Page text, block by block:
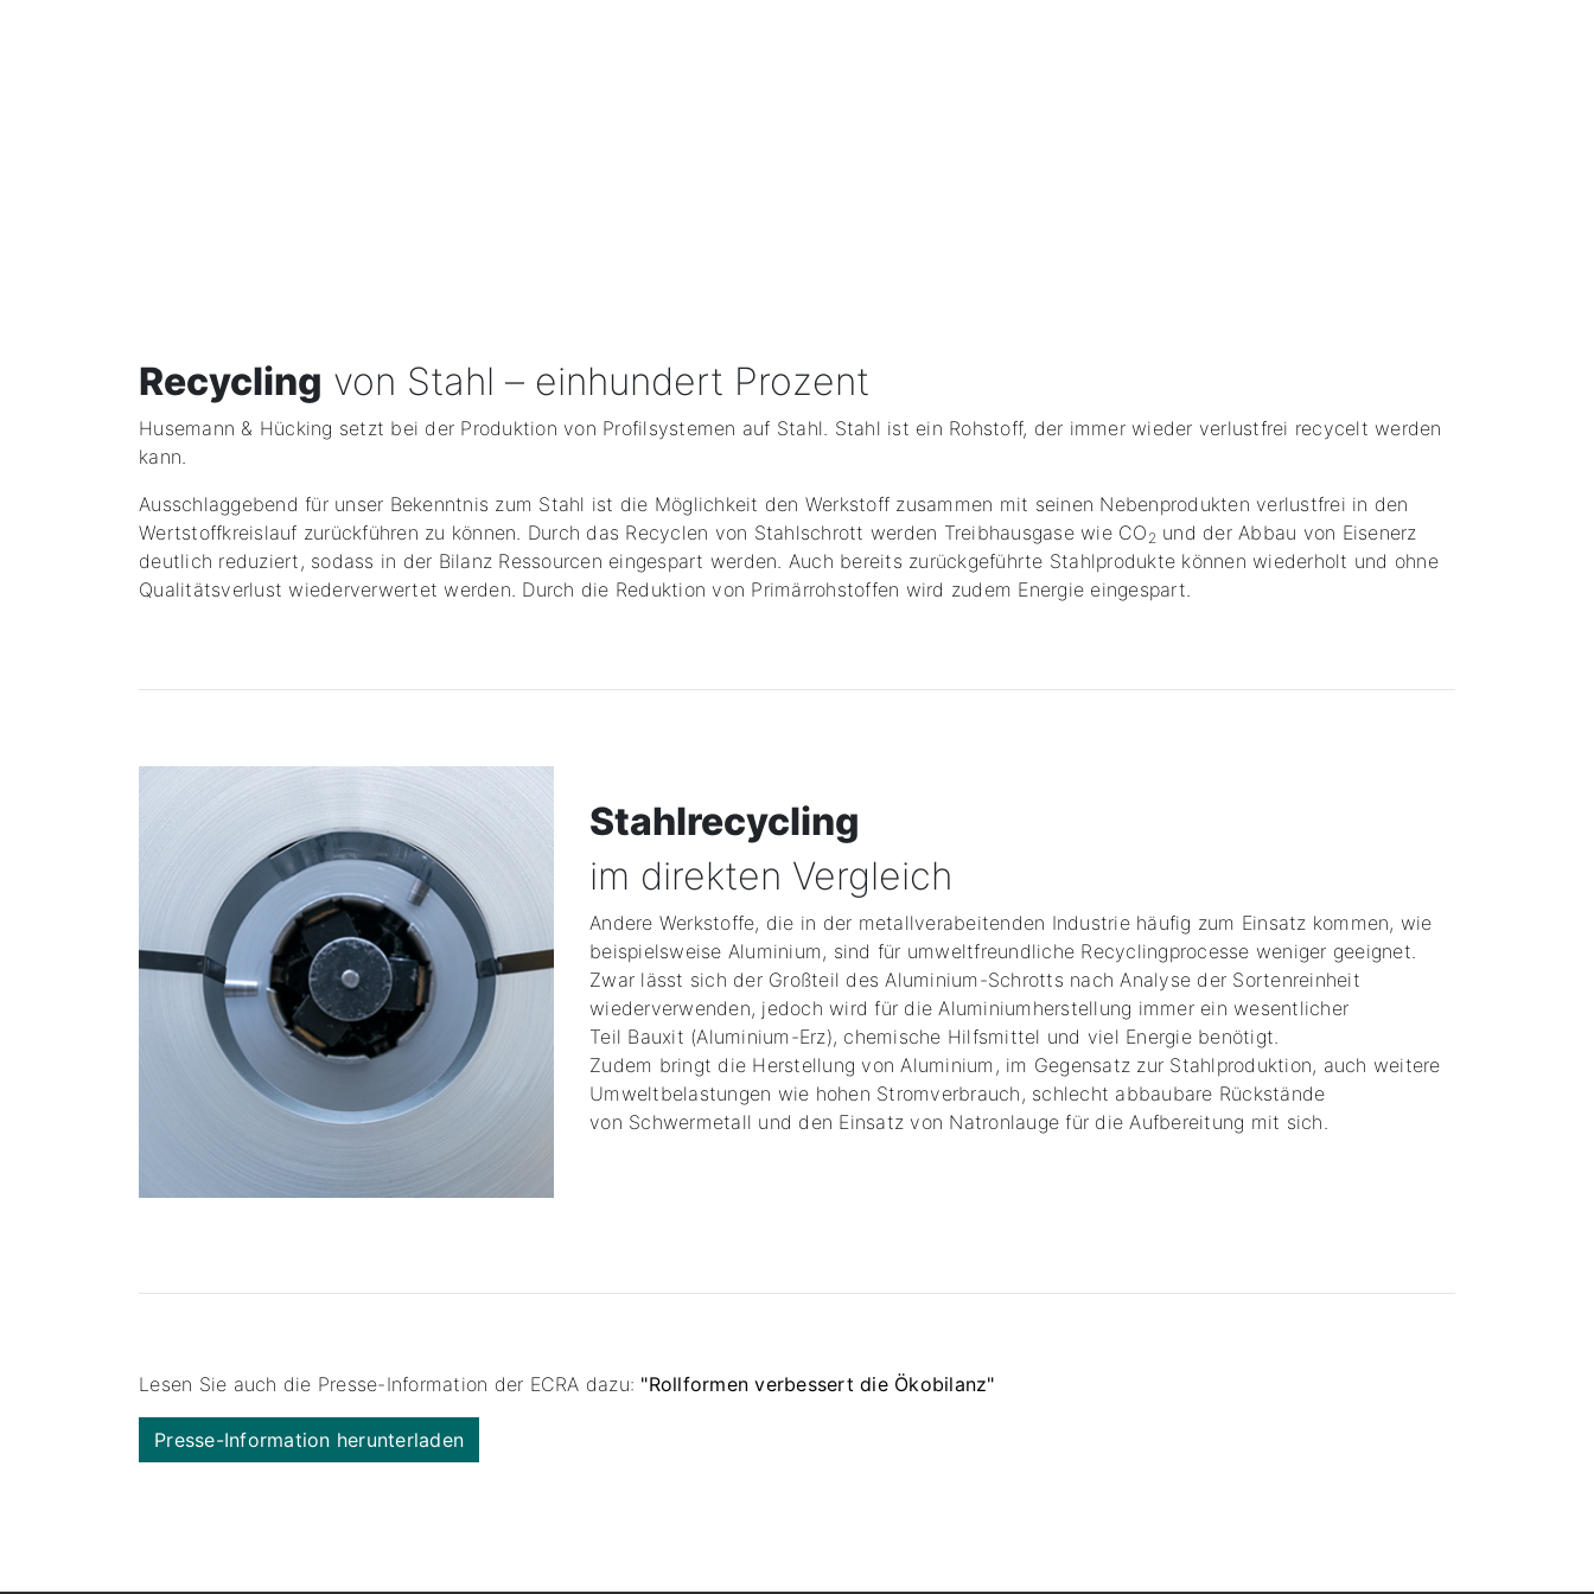
Recycling von Stahl – einhundert Prozent
Husemann & Hücking setzt bei der Produktion von Profilsystemen auf Stahl. Stahl ist ein Rohstoff, der immer wieder verlustfrei recycelt werden
kann.
Ausschlaggebend für unser Bekenntnis zum Stahl ist die Möglichkeit den Werkstoff zusammen mit seinen Nebenprodukten verlustfrei in den
Wertstoffkreislauf zurückführen zu können. Durch das Recyclen von Stahlschrott werden Treibhausgase wie CO 2 und der Abbau von Eisenerz
deutlich reduziert, sodass in der Bilanz Ressourcen eingespart werden. Auch bereits zurückgeführte Stahlprodukte können wiederholt und ohne
Qualitätsverlust wiederverwertet werden. Durch die Reduktion von Primärrohstoffen wird zudem Energie eingespart.
Stahlrecycling
im direkten Vergleich
Andere Werkstoffe, die in der metallverabeitenden Industrie häufig zum Einsatz kommen, wie
beispielsweise Aluminium, sind für umweltfreundliche Recyclingprocesse weniger geeignet.
Zwar lässt sich der Großteil des Aluminium-Schrotts nach Analyse der Sortenreinheit
wiederverwenden, jedoch wird für die Aluminiumherstellung immer ein wesentlicher
Teil Bauxit (Aluminium-Erz), chemische Hilfsmittel und viel Energie benötigt.
Zudem bringt die Herstellung von Aluminium, im Gegensatz zur Stahlproduktion, auch weitere
Umweltbelastungen wie hohen Stromverbrauch, schlecht abbaubare Rückstände
von Schwermetall und den Einsatz von Natronlauge für die Aufbereitung mit sich.
Lesen Sie auch die Presse-Information der ECRA dazu: "Rollformen verbessert die Ökobilanz"
Presse-Information herunterladen